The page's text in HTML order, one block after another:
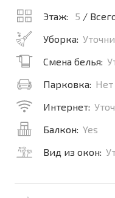
Этаж:
5 /
Уборка:
Смена белья:
Парковка: Нет
Интернет:
Балкон: Yes
Вид из окон: